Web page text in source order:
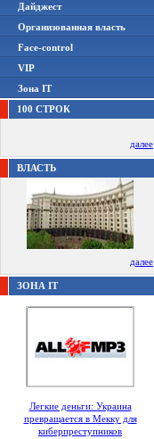
Дайджест
Организованная власть
Face-control
VIP
Зона IT
100 СТРОК
далее
ВЛАСТЬ
далее
ЗОНА IT
Легкие деньги: Украина
превращается в Мекку для
киберпреступников